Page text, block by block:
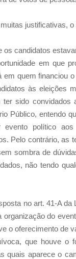
justificativas, o
candidatos
em que
quem financiou
às eleições
sido convidados
Público, entendo
político
Pelo contrário, as
sombra de
não tendo
no art. 41-A
do
o oferecimento de
que houve o
aparece o